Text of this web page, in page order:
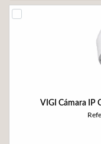
VIGI Cámara IP